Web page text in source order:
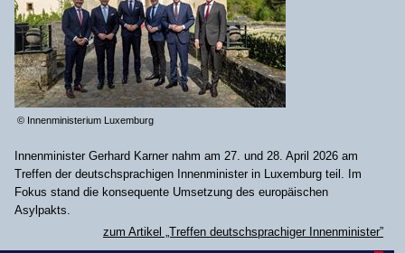
© Innenministerium Luxemburg
Innenminister Gerhard Karner nahm am 27. und 28. April 2026 am
Treffen der deutschsprachigen Innenminister in Luxemburg teil. Im
Fokus stand die konsequente Umsetzung des europäischen
Asylpakts.
zum Artikel „Treffen deutschsprachiger Innenminister”